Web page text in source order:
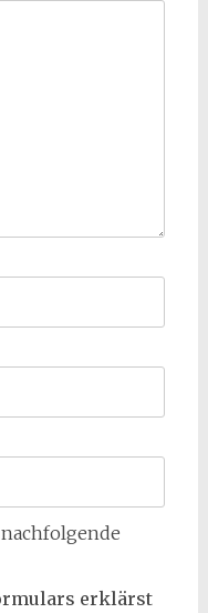
erklärst